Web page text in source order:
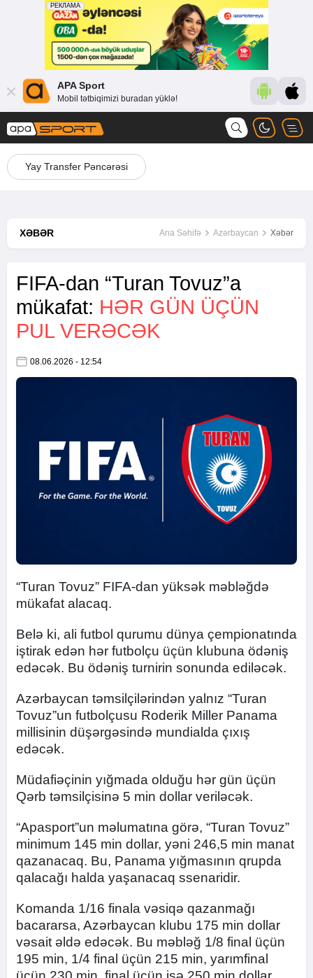
APA Sport
Mobil tətbiqimizi buradan yüklə!
Yay Transfer Pəncərəsi
XƏBƏR Ana Səhifə Azərbaycan Xəbər
FIFA-dan “Turan Tovuz”a
mükafat: HƏR GÜN ÜÇÜN
PUL VERƏCƏK
08.06.2026 - 12:54
“Turan Tovuz” FIFA-dan yüksək məbləğdə
mükafat alacaq.
Belə ki, ali futbol qurumu dünya çempionatında
iştirak edən hər futbolçu üçün klubuna ödəniş
edəcək. Bu ödəniş turnirin sonunda ediləcək.
Azərbaycan təmsilçilərindən yalnız “Turan
Tovuz”un futbolçusu Roderik Miller Panama
millisinin düşərgəsində mundialda çıxış
edəcək.
Müdafiəçinin yığmada olduğu hər gün üçün
Qərb təmsilçisinə 5 min dollar veriləcək.
“Apasport”un məlumatına görə, “Turan Tovuz”
minimum 145 min dollar, yəni 246,5 min manat
qazanacaq. Bu, Panama yığmasının qrupda
qalacağı halda yaşanacaq ssenaridir.
Komanda 1/16 finala vəsiqə qazanmağı
bacararsa, Azərbaycan klubu 175 min dollar
vəsait əldə edəcək. Bu məbləğ 1/8 final üçün
195 min, 1/4 final üçün 215 min, yarımfinal